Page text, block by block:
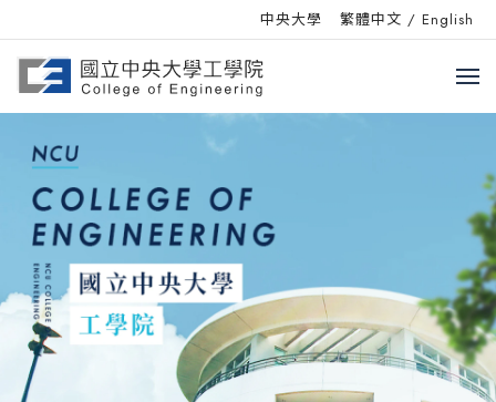
中央大學 繁體中文 / English